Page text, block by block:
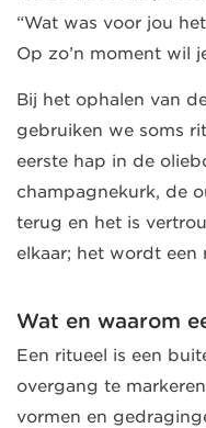
“Wat was voor jou
Op zo’n moment wil
Bij het ophalen van
gebruiken we soms
eerste hap in de
champagnekurk, de
terug en het is
elkaar; het wordt een
Wat en waarom
Een ritueel is een
overgang te
vormen en